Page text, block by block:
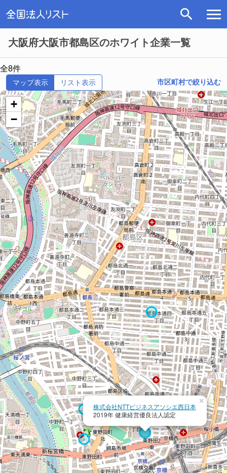
大阪府大阪市都島区のホワイト企業一覧
全8件
マップ表示 リスト表示 市区町村で絞り込む
株式会社NTTビジネスアソシエ西日本
2019年 健康経営優良法人認定
×
+
−